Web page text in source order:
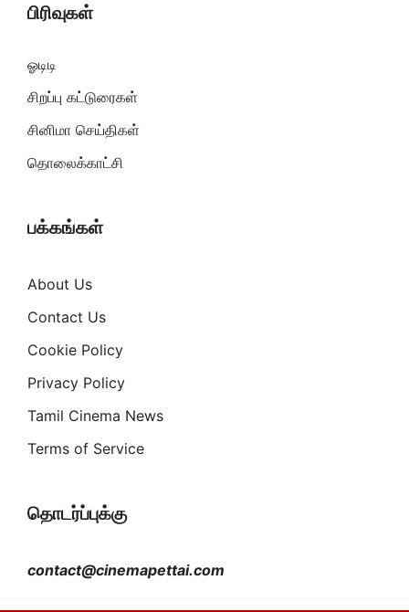
பிரிவுகள்
ஓடிடி
சிறப்பு கட்டுரைகள்
சினிமா செய்திகள்
தொலைக்காட்சி
பக்கங்கள்
About Us
Contact Us
Cookie Policy
Privacy Policy
Tamil Cinema News
Terms of Service
தொடர்ப்புக்கு
contact@cinemapettai.com